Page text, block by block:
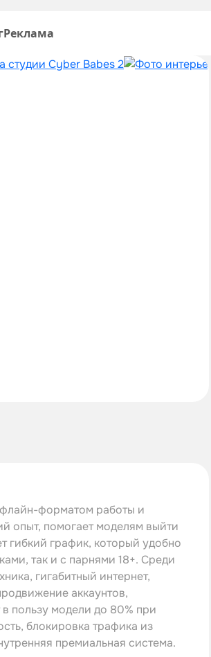
Реклама
форматом работы и
опыт, помогает моделям выйти
гибкий график, который удобно
так и с парнями 18+. Среди
гигабитный интернет,
аккаунтов,
пользу модели до 80% при
блокировка трафика из
премиальная система.